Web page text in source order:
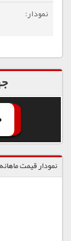
نمودار قیمت ماهانه ی پلی